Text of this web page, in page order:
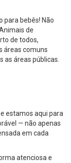
para bebês! Não
de
de todos,
áreas comuns
as áreas públicas.
estamos aqui para
— não apenas
em cada
atenciosa e